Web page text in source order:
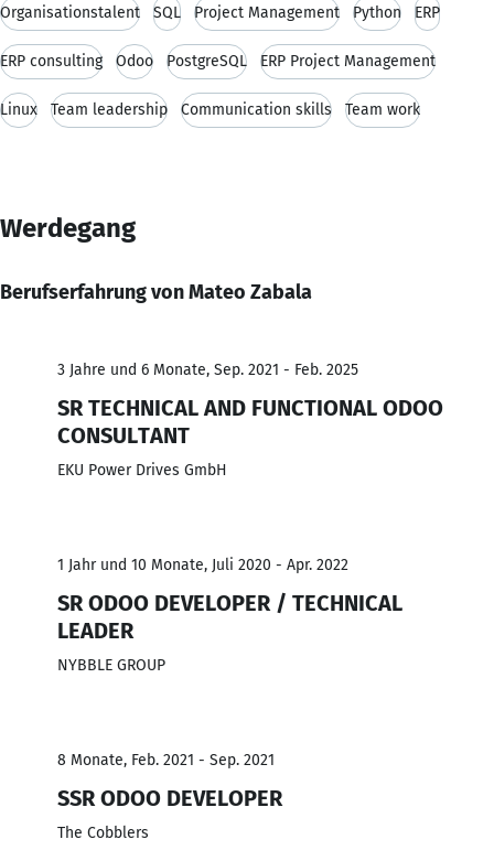
Organisationstalent SQL Project Management Python ERP
ERP consulting Odoo PostgreSQL ERP Project Management
Linux Team leadership Communication skills Team work
Werdegang
Berufserfahrung von Mateo Zabala
3 Jahre und 6 Monate, Sep. 2021 - Feb. 2025
SR TECHNICAL AND FUNCTIONAL ODOO
CONSULTANT
EKU Power Drives GmbH
1 Jahr und 10 Monate, Juli 2020 - Apr. 2022
SR ODOO DEVELOPER / TECHNICAL
LEADER
NYBBLE GROUP
8 Monate, Feb. 2021 - Sep. 2021
SSR ODOO DEVELOPER
The Cobblers